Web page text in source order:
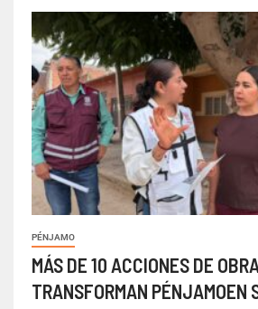
PÉNJAMO
MÁS DE 10 ACCIONES DE
TRANSFORMAN PÉNJAMOEN